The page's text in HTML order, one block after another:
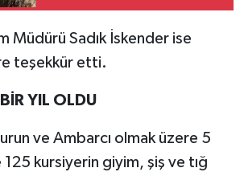
Müdürü Sadık İskender ise
teşekkür etti.
YIL OLDU
ve Ambarcı olmak üzere 5
kursiyerin giyim, şiş ve tığ